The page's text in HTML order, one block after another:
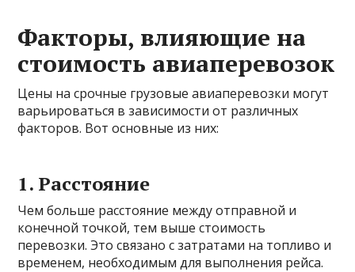
Факторы, влияющие на
стоимость авиаперевозок
Цены на срочные грузовые авиаперевозки могут
варьироваться в зависимости от различных
факторов. Вот основные из них:
1. Расстояние
Чем больше расстояние между отправной и
конечной точкой, тем выше стоимость
перевозки. Это связано с затратами на топливо и
временем, необходимым для выполнения рейса.